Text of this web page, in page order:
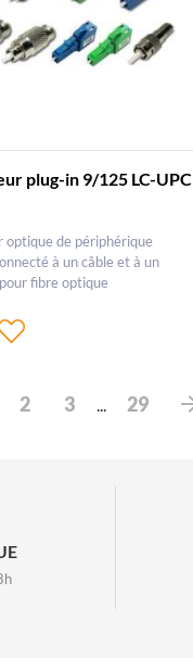
plug-in 9/125 LC-UPC
de périphérique
à un câble et à un
fibre optique
2 3 ... 29